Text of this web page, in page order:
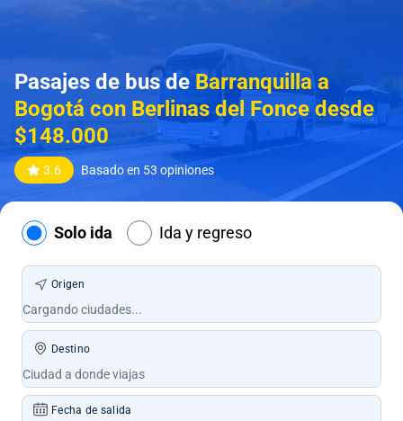
Pasajes de bus de Barranquilla a
Bogotá con Berlinas del Fonce desde
$148.000
3.6 Basado en 53 opiniones
Solo ida Ida y regreso
Origen
Destino
Fecha de salida